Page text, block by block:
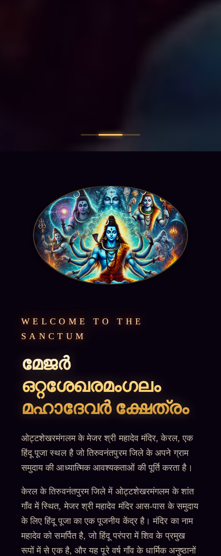
WELCOME TO THE
SANCTUM
മേജർ
ഒറ്റശേഖരമംഗലം
മഹാദേവർ ക്ഷേത്രം
ओट्टशेखरमंगलम के मेजर श्री महादेव मंदिर, केरल, एक
हिंदू पूजा स्थल है जो तिरुवनंतपुरम जिले के अपने ग्राम
समुदाय की आध्यात्मिक आवश्यकताओं की पूर्ति करता है।
केरल के तिरुवनंतपुरम जिले में ओट्टशेखरमंगलम के शांत
गाँव में स्थित, मेजर श्री महादेव मंदिर आस-पास के समुदाय
के लिए हिंदू पूजा का एक पूजनीय केंद्र है। मंदिर का नाम
महादेव को समर्पित है, जो हिंदू परंपरा में शिव के प्रमुख
रूपों में से एक है, और यह पूरे वर्ष गाँव के धार्मिक अनुष्ठानों